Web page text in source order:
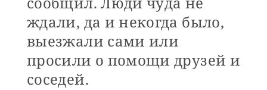
ждали, да и некогда было,
выезжали сами или
просили о помощи друзей и
соседей.